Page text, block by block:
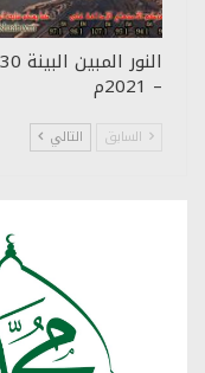
– 2021م
السابق التالي